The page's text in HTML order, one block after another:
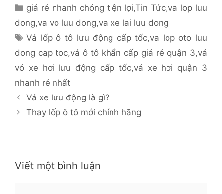
Danh
giá rẻ nhanh chóng tiện lợi,Tin Tức,va lop luu
dong,va vo luu dong,va xe lai luu dong
Thẻ
Vá lốp ô tô lưu động cấp tốc,va lop oto luu
dong cap toc,vá ô tô khẩn cấp giá rẻ quận 3,vá
vỏ xe hơi lưu động cấp tốc,vá xe hơi quận 3
nhanh rẻ nhất
Vá xe lưu động là gì?
Thay lốp ô tô mới chính hãng
Viết một bình luận